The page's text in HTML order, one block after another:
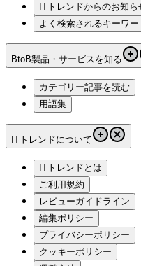
ITトレンドからのお知ら
よく検索されるキーワー
BtoB製品・サービスを知る
カテゴリー記事を読む
用語集
ITトレンドについて
ITトレンドとは
ご利用規約
レビューガイドライン
編集ポリシー
プライバシーポリシー
クッキーポリシー